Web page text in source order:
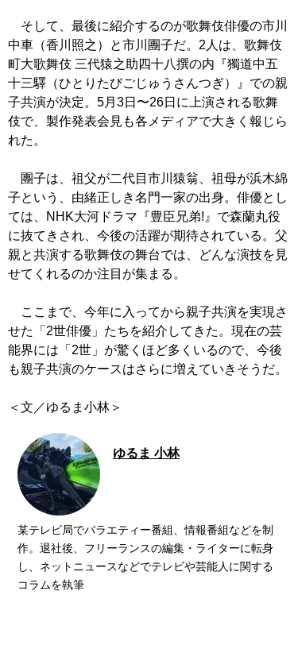
そして、最後に紹介するのが歌舞伎俳優の市川
中車（香川照之）と市川團子だ。2人は、歌舞伎
町大歌舞伎 三代猿之助四十八撰の内『獨道中五
十三驛（ひとりたびごじゅうさんつぎ）』での親
子共演が決定。5月3日〜26日に上演される歌舞
伎で、製作発表会見も各メディアで大きく報じら
れた。
團子は、祖父が二代目市川猿翁、祖母が浜木綿
子という、由緒正しき名門一家の出身。俳優とし
ては、NHK大河ドラマ『豊臣兄弟!』で森蘭丸役
に抜てきされ、今後の活躍が期待されている。父
親と共演する歌舞伎の舞台では、どんな演技を見
せてくれるのか注目が集まる。
ここまで、今年に入ってから親子共演を実現さ
せた「2世俳優」たちを紹介してきた。現在の芸
能界には「2世」が驚くほど多くいるので、今後
も親子共演のケースはさらに増えていきそうだ。
＜文／ゆるま小林＞
ゆるま 小林
某テレビ局でバラエティー番組、情報番組などを制
作。退社後、フリーランスの編集・ライターに転身
し、ネットニュースなどでテレビや芸能人に関する
コラムを執筆